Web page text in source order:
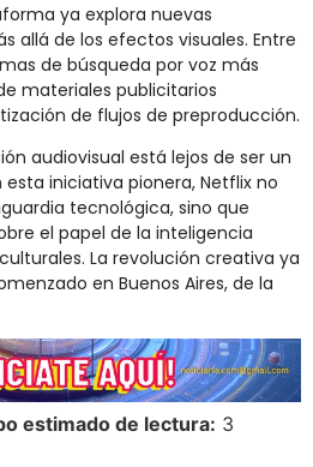
ya explora nuevas
allá de los efectos visuales. Entre
de búsqueda por voz más
materiales publicitarios
de flujos de preproducción.
audiovisual está lejos de ser un
iniciativa pionera, Netflix no
tecnológica, sino que
el papel de la inteligencia
La revolución creativa ya
en Buenos Aires, de la
estimado de lectura: 3